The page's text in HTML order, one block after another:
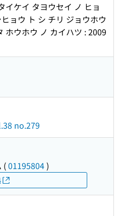
イケイ タヨウセイ ノ ヒョ
ョウ ト シ チリ ジョウホウ
ホウホウ ノ カイハツ : 2009
no.279
(01195804)